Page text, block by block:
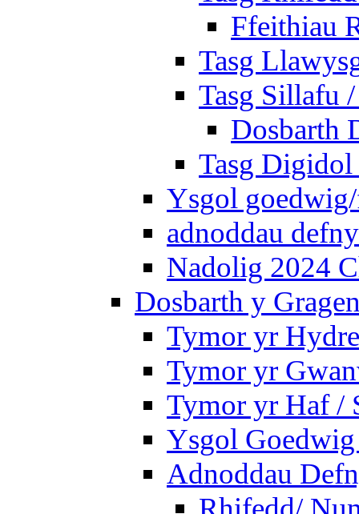
Ffeithiau
Tasg
Tasg Sillafu
Dosbarth
Tasg
Ysgol
adnoddau
Nadolig 2024
Dosbarth y
Tymor yr
Tymor yr
Tymor yr Haf /
Ysgol
Adnoddau